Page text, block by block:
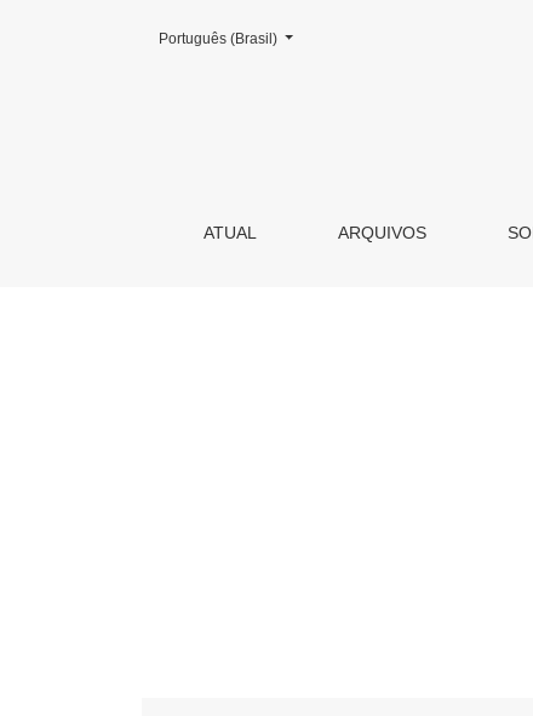
Apresentação
ATUAL ARQUIVOS
Mudar o idioma. O atual é:
Português (Brasil)